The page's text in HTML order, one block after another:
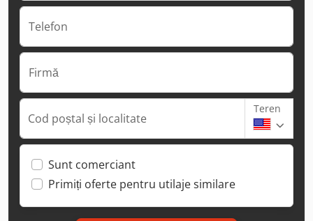
Telefon
Firmă
Cod poștal și localitate
Teren
Sunt comerciant
Primiți oferte pentru utilaje similare